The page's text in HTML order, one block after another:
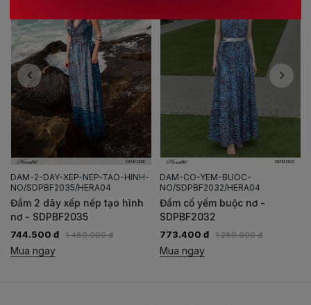
HINH-
hình
DAM-CO-YEM-BUOC-
NO/SDPBF2032/HERA04
Đầm cổ yếm buộc nơ -
SDPBF2032
773.400 đ 1.289.000 đ
Mua ngay
DAM-XOE-PHOI-TO-DINH-
NOI/SDPBF2015/HERA03
Đầm xòe phối tơ đính
- SDPBF2015
692.300 đ 989.000 đ
Mua ngay